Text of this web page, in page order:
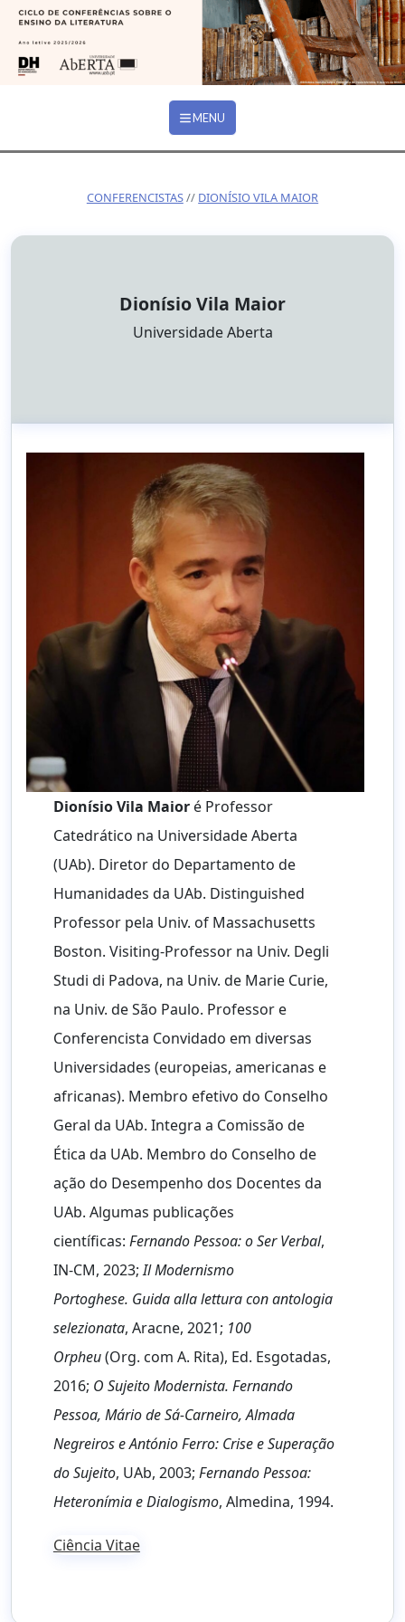
Ir para o conteúdo principal
MENU
CONFERENCISTAS DIONÍSIO VILA MAIOR
Dionísio Vila Maior
Universidade Aberta
Dionísio Vila Maior é Professor
Catedrático na Universidade Aberta
(UAb). Diretor do Departamento de
Humanidades da UAb. Distinguished
Professor pela Univ. of Massachusetts
Boston. Visiting-Professor na Univ. Degli
Studi di Padova, na Univ. de Marie Curie,
na Univ. de São Paulo. Professor e
Conferencista Convidado em diversas
Universidades (europeias, americanas e
africanas). Membro efetivo do Conselho
Geral da UAb. Integra a Comissão de
Ética da UAb. Membro do Conselho de
ação do Desempenho dos Docentes da
UAb. Algumas publicações
científicas: Fernando Pessoa: o Ser Verbal,
IN-CM, 2023;Il Modernismo
Portoghese. Guida alla lettura con antologia
selezionata, Aracne, 2021; 100
Orpheu(Org. com A. Rita), Ed. Esgotadas,
2016; O Sujeito Modernista. Fernando
Pessoa, Mário de Sá-Carneiro, Almada
Negreiros e António Ferro: Crise e Superação
do Sujeito, UAb, 2003; Fernando Pessoa:
Heteronímia e Dialogismo, Almedina, 1994.
Ciência Vitae